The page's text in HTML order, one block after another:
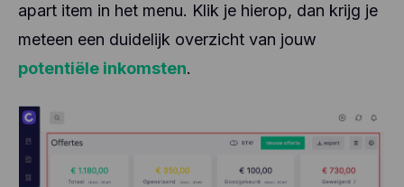
apart item in het menu. Klik je hierop, dan krijg je
meteen een duidelijk overzicht van jouw
potentiële inkomsten.